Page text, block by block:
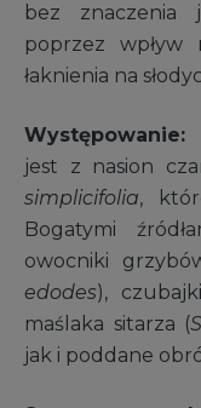
bez znaczenia
poprzez wpływ
łaknienia na
Występowanie:
jest z nasion
simplicifolia,
Bogatymi
owocniki
edodes),
maślaka sitarza (
jak i poddane